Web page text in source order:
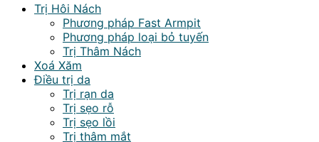
Trị Hôi Nách
Phương pháp Fast Armpit
Phương pháp loại bỏ tuyến
Trị Thâm Nách
Xoá Xăm
Điều trị da
Trị rạn da
Trị sẹo rỗ
Trị sẹo lồi
Trị thâm mắt